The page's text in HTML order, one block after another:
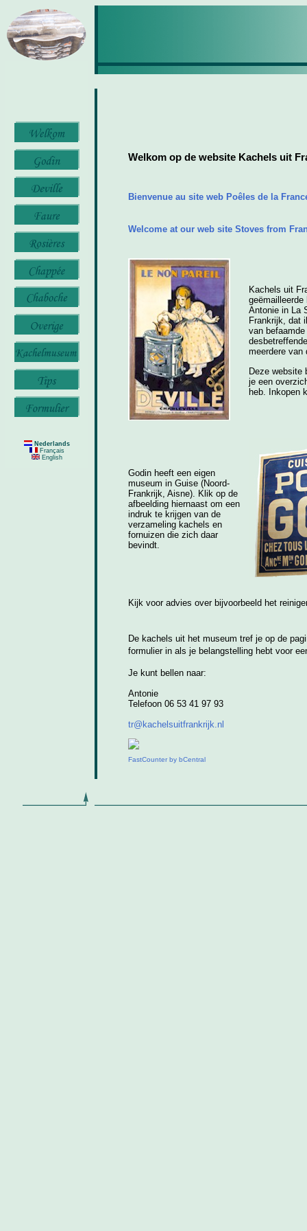
Nederlands
Français
English
Welkom op de website Kachels uit
Bienvenue au site web Poêles de la
Welcome at our web site Stoves from
Kachels uit
Antonie in La
Frankrijk, dat
van
meerdere van
Deze website
je een
heb. Inkopen
Godin heeft een eigen
museum in Guise (Noord-
Frankrijk, Aisne). Klik op de
afbeelding hiernaast om een
indruk te krijgen van de
verzameling kachels en
fornuizen die zich daar
bevindt.
Kijk voor advies over bijvoorbeeld het
De kachels uit het museum tref je op de
formulier in als je belangstelling hebt voor
Je kunt bellen naar:
Antonie
Telefoon 06 53 41 97 93
tr@kachelsuitfrankrijk.nl
FastCounter by bCentral